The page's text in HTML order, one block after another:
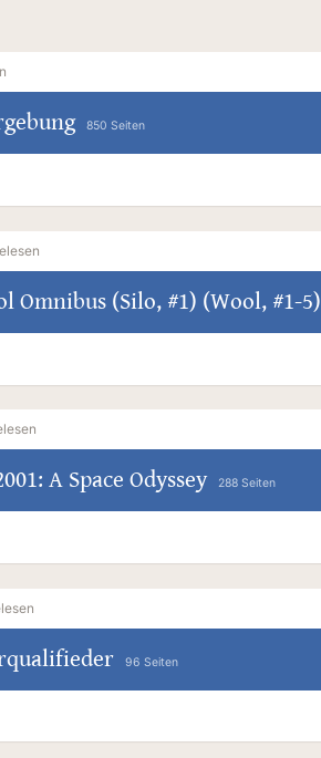
850 Seiten
Omnibus (Silo, #1) (Wool, #1-5)
A Space Odyssey 288 Seiten
96 Seiten